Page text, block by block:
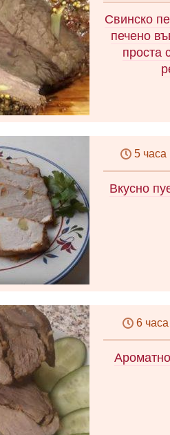
Свинско
печено
проста
5 часа
Вкусно
6 часа